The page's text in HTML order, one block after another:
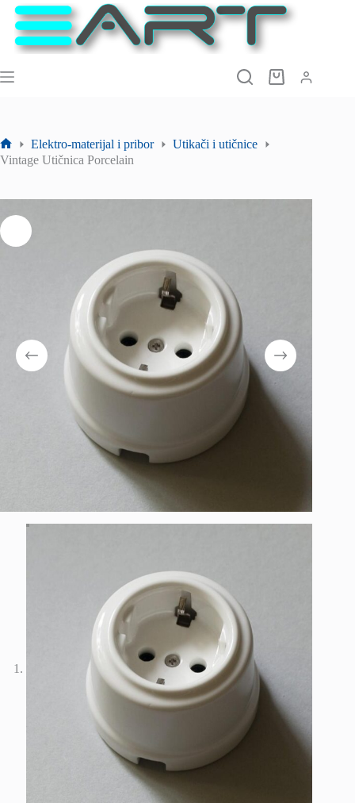
Preskoči
sadržaj
Košarica
Početna
stranica
Elektro-materijal i pribor
Utikači i utičnice
Vintage Utičnica Porcelain